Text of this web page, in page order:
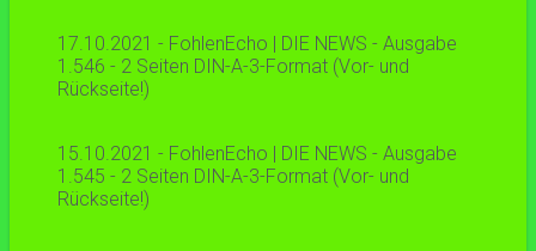
17.10.2021 - FohlenEcho | DIE NEWS - Ausgabe
1.546 - 2 Seiten DIN-A-3-Format (Vor- und
Rückseite!)
15.10.2021 - FohlenEcho | DIE NEWS - Ausgabe
1.545 - 2 Seiten DIN-A-3-Format (Vor- und
Rückseite!)